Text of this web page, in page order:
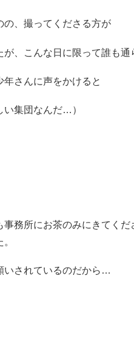
の、撮ってくださる方が
、こんな日に限って誰も通
さんに声をかけると
い集団なんだ…）
事務所にお茶のみにきてく
いされているのだから…